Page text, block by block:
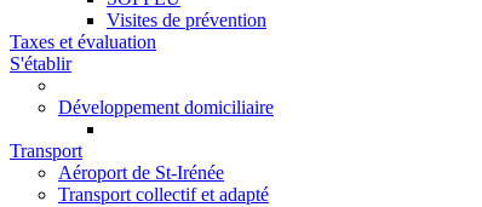
Visites de prévention
Taxes et évaluation
S'établir
Développement domiciliaire
Transport
Aéroport de St-Irénée
Transport collectif et adapté